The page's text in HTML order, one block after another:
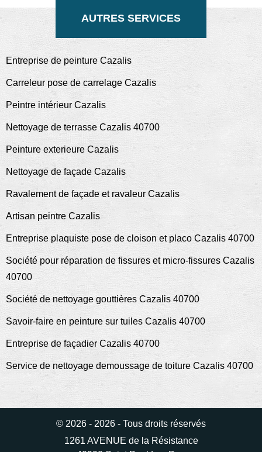
AUTRES SERVICES
Entreprise de peinture Cazalis
Carreleur pose de carrelage Cazalis
Peintre intérieur Cazalis
Nettoyage de terrasse Cazalis 40700
Peinture exterieure Cazalis
Nettoyage de façade Cazalis
Ravalement de façade et ravaleur Cazalis
Artisan peintre Cazalis
Entreprise plaquiste pose de cloison et placo Cazalis 40700
Société pour réparation de fissures et micro-fissures Cazalis
40700
Société de nettoyage gouttières Cazalis 40700
Savoir-faire en peinture sur tuiles Cazalis 40700
Entreprise de façadier Cazalis 40700
Service de nettoyage demoussage de toiture Cazalis 40700
© 2026 - 2026 - Tous droits réservés
1261 AVENUE de la Résistance